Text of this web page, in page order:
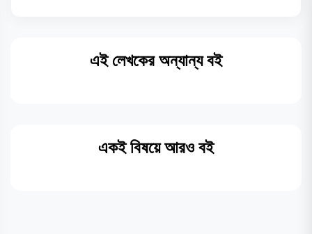
এই লেখকের অন্যান্য বই
একই বিষয়ে আরও বই